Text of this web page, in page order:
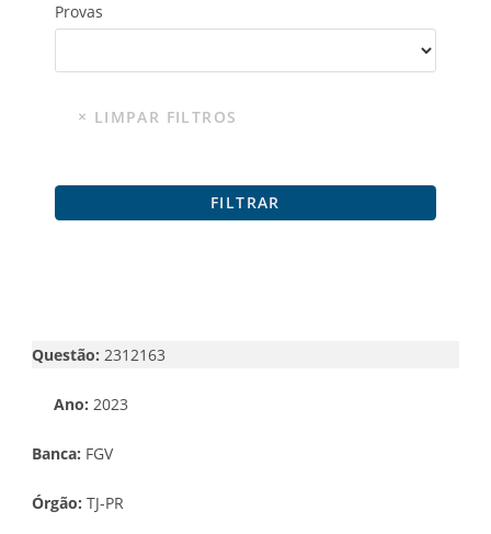
Provas
Questão: 2312163
Ano: 2023
Banca: FGV
Órgão: TJ-PR